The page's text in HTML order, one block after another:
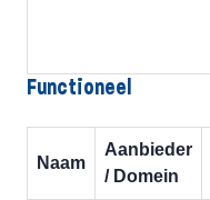
Functioneel
Naam
Aanbieder
/ Domein